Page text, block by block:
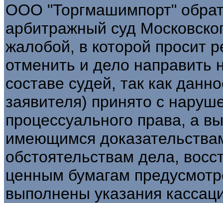
ООО "Торгмашимпорт"
арбитражный суд
жалобой, в которой просит
отменить и дело направить
составе судей, так как
заявителя) принято с
процессуального права, а
имеющимся
обстоятельствам дела,
ценным бумагам
выполнены указания